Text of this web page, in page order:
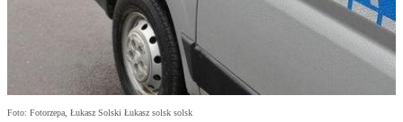
Foto: Fotorzepa, Łukasz Solski Łukasz solsk solsk